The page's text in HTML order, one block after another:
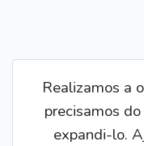
Realizamos a
precisamos
expandi-lo.